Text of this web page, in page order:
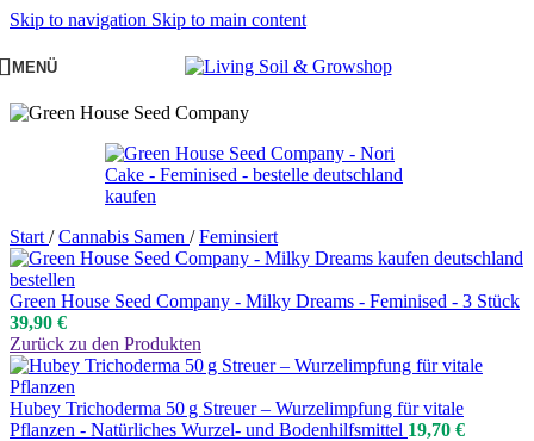
Skip to navigation Skip to main content
MENÜ
Start / Cannabis Samen / Feminsiert
Green House Seed Company - Milky Dreams - Feminised - 3 Stück
39,90 €
Zurück zu den Produkten
Hubey Trichoderma 50 g Streuer – Wurzelimpfung für vitale
Pflanzen - Natürliches Wurzel- und Bodenhilfsmittel 19,70 €